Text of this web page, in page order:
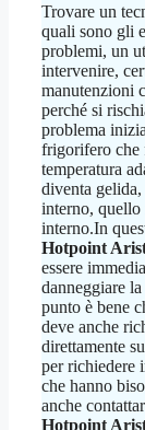
Trovare un
quali sono gli
problemi, un
intervenire,
manutenzioni
perché si
problema
frigorifero che
temperatura
diventa
interno, quello
interno.In
Hotpoint
essere
danneggiare
punto è bene
deve anche
direttamente
per richiedere
che hanno
anche
Hotpoint